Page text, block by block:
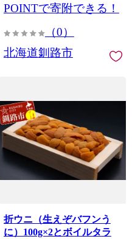
POINTで寄附できる！
（0）
北海道釧路市
折ウニ（生えぞバフンう
に）100g×2とボイルタラ